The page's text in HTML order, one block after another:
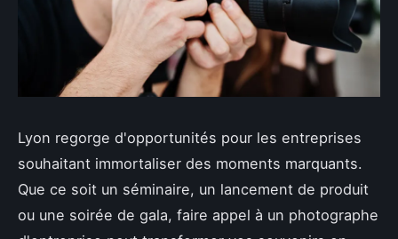
Lyon regorge d'opportunités pour les entreprises
souhaitant immortaliser des moments marquants.
Que ce soit un séminaire, un lancement de produit
ou une soirée de gala, faire appel à un photographe